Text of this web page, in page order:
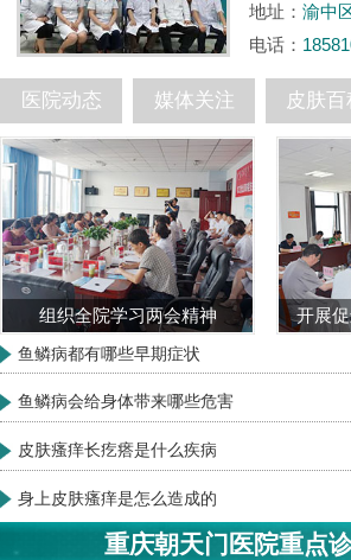
地址：渝中
电话：
医院动态 媒体关注 皮肤百
组织全院学习两会精神 开展
鱼鳞病都有哪些早期症状
鱼鳞病会给身体带来哪些危害
皮肤瘙痒长疙瘩是什么疾病
身上皮肤瘙痒是怎么造成的
重庆朝天门医院重点